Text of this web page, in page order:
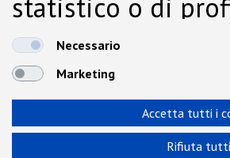
statistico o di
dalla Cookie Policy.
Necessario
Marketing
Accetta tutti i
Rifiuta tutti